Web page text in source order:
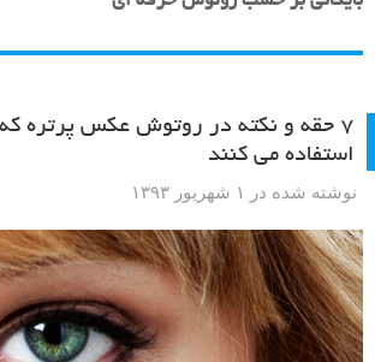
۷ حقه و نکته در روتوش عکس پرتره
استفاده می کنند
نوشته شده در ۱ شهریور ۱۳۹۳